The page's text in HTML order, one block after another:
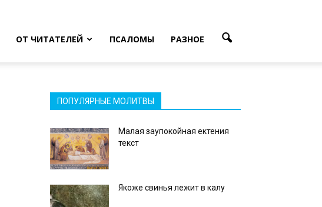
ОТ ЧИТАТЕЛЕЙ ПСАЛОМЫ РАЗНОЕ
ПОПУЛЯРНЫЕ МОЛИТВЫ
Малая заупокойная ектения
текст
Якоже свинья лежит в калу